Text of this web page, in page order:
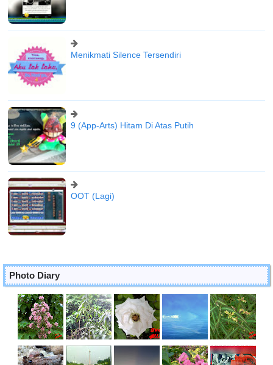
Menikmati Silence Tersendiri
9 (App-Arts) Hitam Di Atas Putih
OOT (Lagi)
Photo Diary